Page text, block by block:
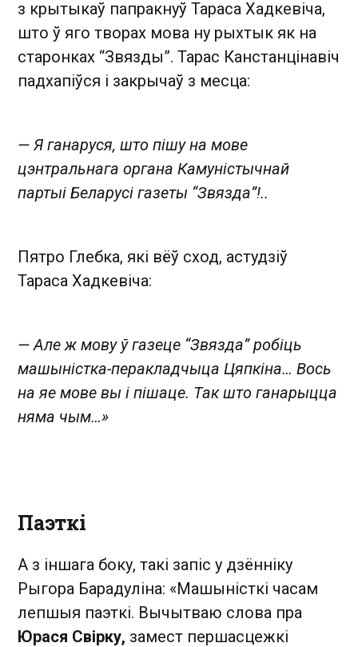
з крытыкаў папракнуў Тараса Хадкевіча,
што ў яго творах мова ну рыхтык як на
старонках “Звязды”. Тарас Канстанцінавіч
падхапіўся і закрычаў з месца:
— Я ганаруся, што пішу на мове
цэнтральнага органа Камуністычнай
партыі Беларусі газеты “Звязда”!..
Пятро Глебка, які вёў сход, астудзіў
Тараса Хадкевіча:
— Але ж мову ў газеце “Звязда” робіць
машыністка-перакладчыца Цяпкіна… Вось
на яе мове вы і пішаце. Так што ганарыцца
няма чым…»
Паэткі
А з іншага боку, такі запіс у дзённіку
Рыгора Барадуліна: «Машыністкі часам
лепшыя паэткі. Вычытваю слова пра
Юрася Свірку, замест першасцежкі